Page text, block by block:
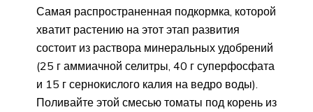
Самая распространенная подкормка, которой
хватит растению на этот этап развития
состоит из раствора минеральных удобрений
(25 г аммиачной селитры, 40 г суперфосфата
и 15 г сернокислого калия на ведро воды).
Поливайте этой смесью томаты под корень из